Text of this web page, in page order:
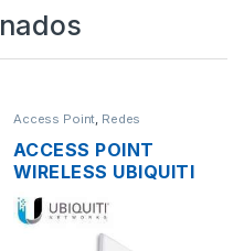
Access Point, Redes
ACCESS POINT
WIRELESS UBIQUITI
NANOSTATION M5
AIRMAX 5GHZ 16DBI
MIMO 500MW